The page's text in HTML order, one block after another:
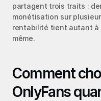
partagent trois traits :
monétisation sur
rentabilité tient autant à
même.
Comment
OnlyFans